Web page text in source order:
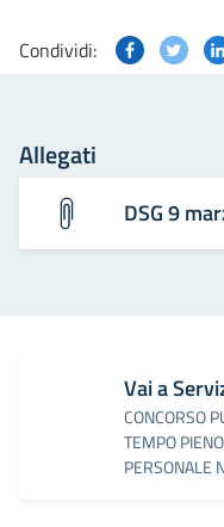
Condividi:
Allegati
DSG 9
Vai a
CONCORSO
TEMPO
PERSONALE